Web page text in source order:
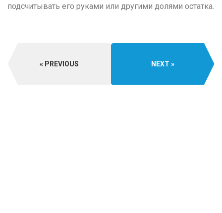
подсчитывать его руками или другими долями остатка.
PREVIOUS NEXT